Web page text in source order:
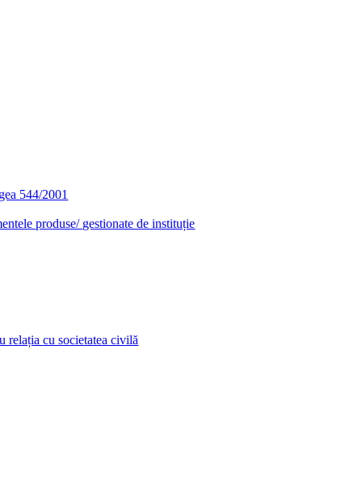
544/2001
produse/ gestionate de instituție
relația cu societatea civilă